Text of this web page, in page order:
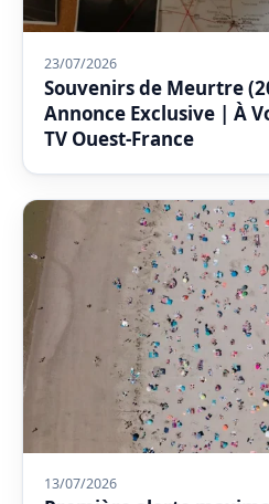
23/07/2026
Souvenirs de Meurtre
Annonce Exclusive | À
TV Ouest-France
13/07/2026